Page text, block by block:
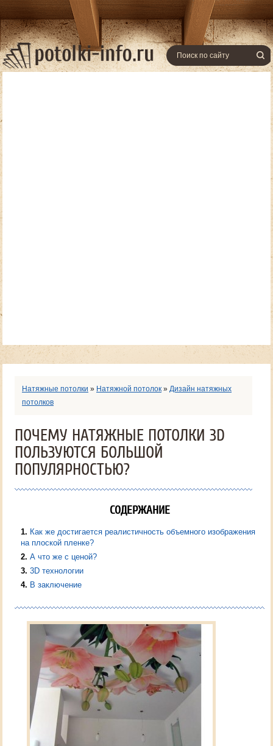
Натяжные потолки » Натяжной потолок » Дизайн натяжных
потолков
ПОЧЕМУ НАТЯЖНЫЕ ПОТОЛКИ 3D
ПОЛЬЗУЮТСЯ БОЛЬШОЙ
ПОПУЛЯРНОСТЬЮ?
СОДЕРЖАНИЕ
1
Как же достигается реалистичность объемного изображения
на плоской пленке?
2 А что же с ценой?
3 3D технологии
4
В заключение